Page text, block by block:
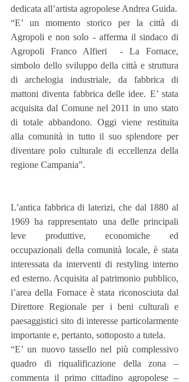
dedicata all’artista agropolese Andrea Guida.
“E’ un momento storico per la città di
Agropoli e non solo - afferma il sindaco di
Agropoli Franco Alfieri  - La Fornace,
simbolo dello sviluppo della città e struttura
di archelogia industriale, da fabbrica di
mattoni diventa fabbrica delle idee. E’ stata
acquisita dal Comune nel 2011 in uno stato
di totale abbandono. Oggi viene restituita
alla comunità in tutto il suo splendore per
diventare polo culturale di eccellenza della
regione Campania”.
L’antica fabbrica di laterizi, che dal 1880 al
1969 ha rappresentato una delle principali
leve produttive, economiche ed
occupazionali della comunità locale, è stata
interessata da interventi di restyling interno
ed esterno. Acquisita al patrimonio pubblico,
l’area della Fornace è stata riconosciuta dal
Direttore Regionale per i beni culturali e
paesaggistici sito di interesse particolarmente
importante e, pertanto, sottoposto a tutela.
“E’ un nuovo tassello nel più complessivo
quadro di riqualificazione della zona –
commenta il primo cittadino agropolese –